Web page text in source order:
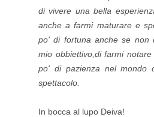
di vivere una bella
anche a farmi maturare e
po' di fortuna anche se non
mio obbiettivo,di farmi
po' di pazienza nel mondo
spettacolo.
In bocca al lupo Deiva!